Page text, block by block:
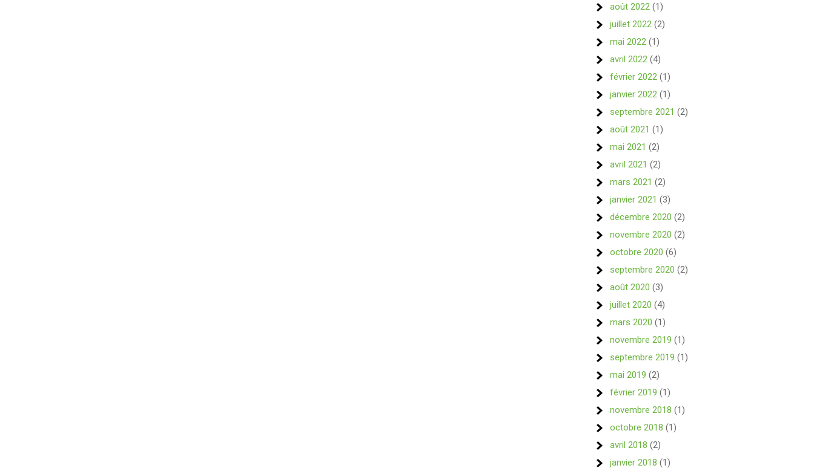
août 2022 (1)
juillet 2022 (2)
mai 2022 (1)
avril 2022 (4)
février 2022 (1)
janvier 2022 (1)
septembre 2021 (2)
août 2021 (1)
mai 2021 (2)
avril 2021 (2)
mars 2021 (2)
janvier 2021 (3)
décembre 2020 (2)
novembre 2020 (2)
octobre 2020 (6)
septembre 2020 (2)
août 2020 (3)
juillet 2020 (4)
mars 2020 (1)
novembre 2019 (1)
septembre 2019 (1)
mai 2019 (2)
février 2019 (1)
novembre 2018 (1)
octobre 2018 (1)
avril 2018 (2)
janvier 2018 (1)